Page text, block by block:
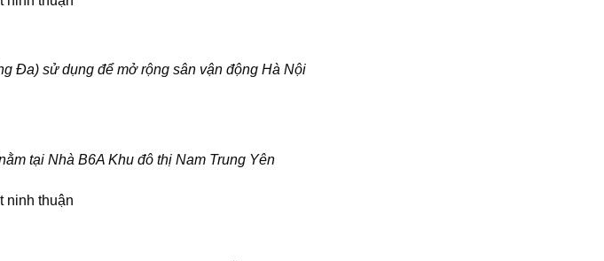
Đa) sử dụng để mở rộng sân vận động Hà Nội
tại Nhà B6A Khu đô thị Nam Trung Yên